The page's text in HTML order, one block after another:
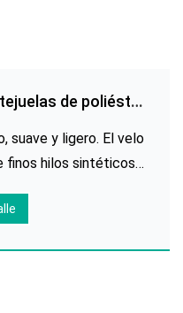
de poliéster
suave y ligero. El velo
finos hilos sintéticos
El velo de